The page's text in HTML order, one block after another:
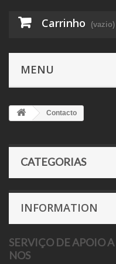
Carrinho (vazio)
MENU
Contacto
CATEGORIAS
INFORMATION
SERVIÇO DE APOIO
NOS